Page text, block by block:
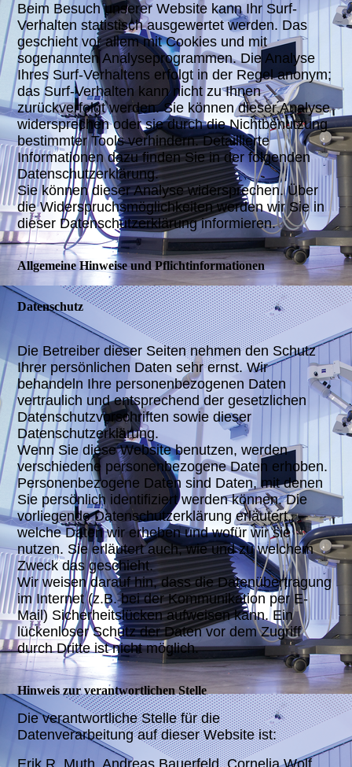
Beim Besuch unserer Website kann Ihr Surf-
Verhalten statistisch ausgewertet werden. Das
geschieht vor allem mit Cookies und mit
sogenannten Analyseprogrammen. Die Analyse
Ihres Surf-Verhaltens erfolgt in der Regel anonym;
das Surf-Verhalten kann nicht zu Ihnen
zurückverfolgt werden. Sie können dieser Analyse
widersprechen oder sie durch die Nichtbenutzung
bestimmter Tools verhindern. Detaillierte
Informationen dazu finden Sie in der folgenden
Datenschutzerklärung.
Sie können dieser Analyse widersprechen. Über
die Widerspruchsmöglichkeiten werden wir Sie in
dieser Datenschutzerklärung informieren.
Allgemeine Hinweise und Pflichtinformationen
Datenschutz
Die Betreiber dieser Seiten nehmen den Schutz
Ihrer persönlichen Daten sehr ernst. Wir
behandeln Ihre personenbezogenen Daten
vertraulich und entsprechend der gesetzlichen
Datenschutzvorschriften sowie dieser
Datenschutzerklärung.
Wenn Sie diese Website benutzen, werden
verschiedene personenbezogene Daten erhoben.
Personenbezogene Daten sind Daten, mit denen
Sie persönlich identifiziert werden können. Die
vorliegende Datenschutzerklärung erläutert,
welche Daten wir erheben und wofür wir sie
nutzen. Sie erläutert auch, wie und zu welchem
Zweck das geschieht.
Wir weisen darauf hin, dass die Datenübertragung
im Internet (z.B. bei der Kommunikation per E-
Mail) Sicherheitslücken aufweisen kann. Ein
lückenloser Schutz der Daten vor dem Zugriff
durch Dritte ist nicht möglich.
Hinweis zur verantwortlichen Stelle
Die verantwortliche Stelle für die
Datenverarbeitung auf dieser Website ist: